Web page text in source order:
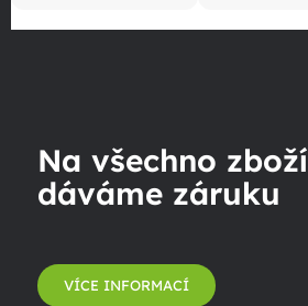
Na všechno zboží
dáváme záruku
VÍCE INFORMACÍ